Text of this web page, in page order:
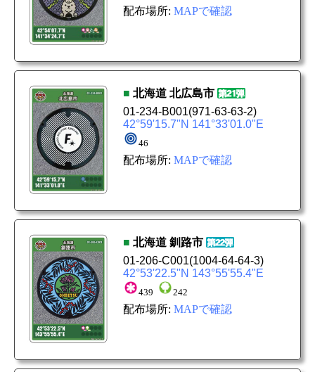
配布場所: MAPで確認
■ 北海道 北広島市
01-234-B001(971-63-63-2)
42°59'15.7"N 141°33'01.0"E
46
配布場所: MAPで確認
■ 北海道 釧路市
01-206-C001(1004-64-64-3)
42°53'22.5"N 143°55'55.4"E
439 242
配布場所: MAPで確認